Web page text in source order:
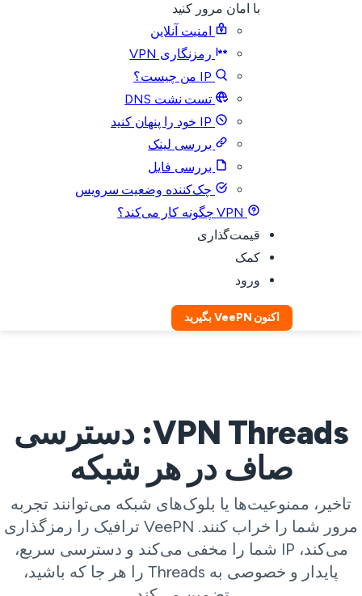
با امان مرور کنید
امنیت آنلاین
رمزنگاری VPN
IP من چیست؟
تست نشت DNS
IP خود را پنهان کنید
بررسی لینک
بررسی فایل
چک‌کننده وضعیت سرویس
VPN چگونه کار می‌کند؟
قیمت‌گذاری
کمک
ورود
اکنون VeePN بگیرید
VPN Threads: دسترسی
صاف در هر شبکه
تاخیر، ممنوعیت‌ها یا بلوک‌های شبکه می‌توانند تجربه
مرور شما را خراب کنند. VeePN ترافیک را رمزگذاری
می‌کند، IP شما را مخفی می‌کند و دسترسی سریع،
پایدار و خصوصی به Threads را هر جا که باشید،